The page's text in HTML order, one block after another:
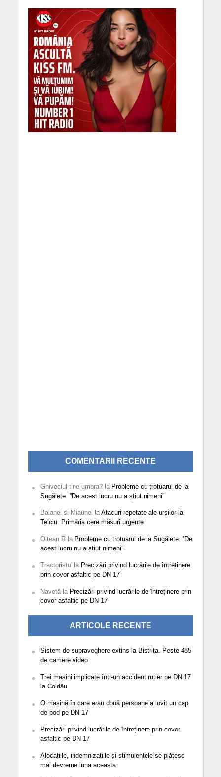
COMENTARII RECENTE
Ghiveciul tine umbra?la Probleme cu trotuarul de la
Sugălete. ”De acest lucru nu a știut nimeni”
Balanel si Miaunel la Atacuri repetate ale urșilor la
Telciu. Primăria cere măsuri urgente
Oltean Rla Probleme cu trotuarul de la Sugălete. ”De
acest lucru nu a știut nimeni”
Tractoristu'la Precizări privind lucrările de întreținere
prin covor asfaltic pe DN 17
Navetăla Precizări privind lucrările de întreținere prin
covor asfaltic pe DN 17
ARTICOLE RECENTE
Sistem de supraveghere extins la Bistrița. Peste 485
de camere video
Trei mașini implicate într-un accident rutier pe DN 17
la Coldău
O mașină în care erau două persoane a lovit un cap
de pod pe DN 17
Precizări privind lucrările de întreținere prin covor
asfaltic pe DN 17
Alocațiile, indemnizațiile și stimulentele se plătesc
mai devreme luna aceasta